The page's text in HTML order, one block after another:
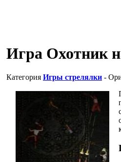
Игра Охотник
Категория Игры стрелялки -